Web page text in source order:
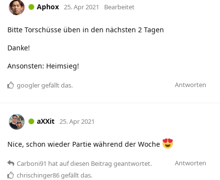
Aphox 25. Apr 2021 Bearbeitet
Bitte Torschüsse üben in den nächsten 2 Tagen
Danke!
Ansonsten: Heimsieg!
Antworten
googlergefällt das.
aXXit 25. Apr 2021
Nice, schon wieder Partie während der Woche
Antworten
Carboni91 hatauf diesen Beitrag geantwortet.
chrischinger86gefällt das.